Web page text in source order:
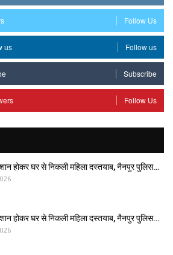
Follow Us
us Follow us
Subscribe
Follow Us
होकर घर से निकली महिला दस्तयाब, नैनपुर पुलिस…
होकर घर से निकली महिला दस्तयाब, नैनपुर पुलिस…